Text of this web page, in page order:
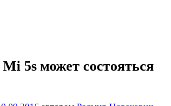
5s может состояться